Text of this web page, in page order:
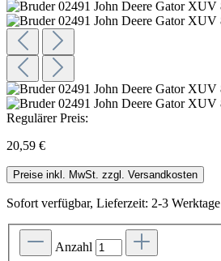
Regulärer Preis:
20,59 €
Preise inkl. MwSt. zzgl. Versandkosten
Sofort verfügbar, Lieferzeit: 2-3 Werktage
Anzahl